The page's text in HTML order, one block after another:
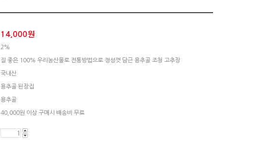
14,000원
2%
질 좋은 100% 우리농산물로 전통방법으로 정성껏 담근 용추골 조청 고추장
국내산
용추골 된장집
용추골
40,000원 이상 구매시 배송비 무료